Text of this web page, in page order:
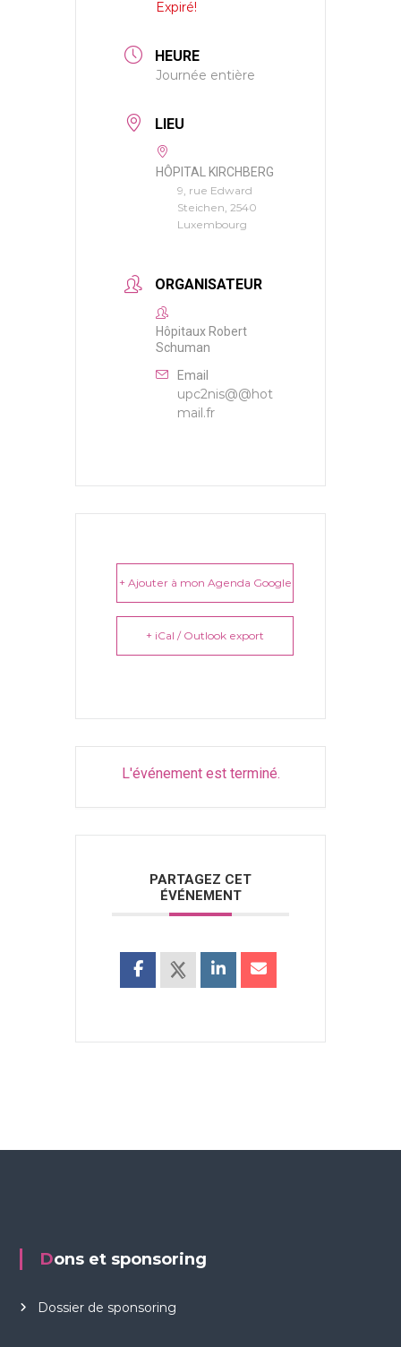
Expiré!
HEURE
Journée entière
LIEU
HÔPITAL KIRCHBERG
9, rue Edward
Steichen, 2540
Luxembourg
ORGANISATEUR
Hôpitaux Robert
Schuman
Email
upc2nis@@hot
mail.fr
+ Ajouter à mon Agenda Google
+ iCal / Outlook export
L'événement est terminé.
PARTAGEZ CET
ÉVÉNEMENT
Dons et sponsoring
Dossier de sponsoring